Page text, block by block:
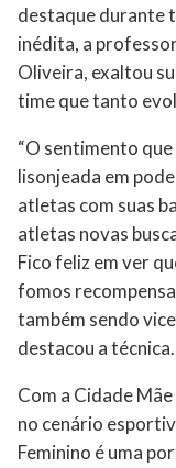
destaque durante
inédita, a
Oliveira, exaltou
time que tanto
“O sentimento
lisonjeada em
atletas com suas
atletas novas
Fico feliz em ver
fomos
também sendo
destacou a técnica.
Com a Cidade
no cenário
Feminino é uma